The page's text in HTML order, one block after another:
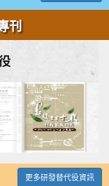
刊
更多研發替代役資訊